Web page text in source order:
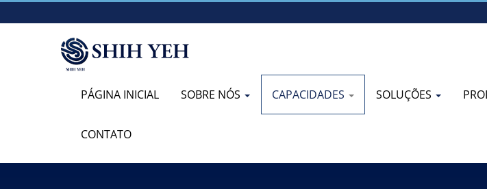
PÁGINA INICIAL SOBRE NÓS CAPACIDADES SOLUÇÕES
CONTATO